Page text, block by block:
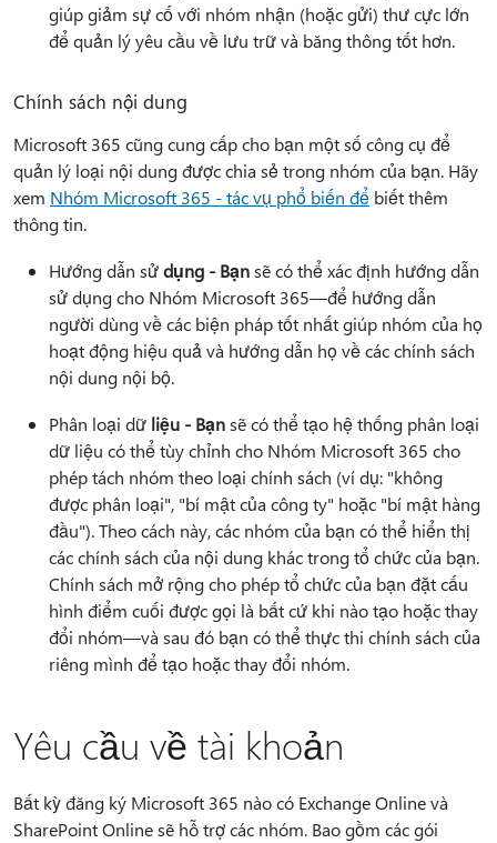
giúp giảm sự cố với nhóm nhận (hoặc gửi) thư cực lớn
để quản lý yêu cầu về lưu trữ và băng thông tốt hơn.
Chính sách nội dung
Microsoft 365 cũng cung cấp cho bạn một số công cụ để
quản lý loại nội dung được chia sẻ trong nhóm của bạn. Hãy
xem Nhóm Microsoft 365 - tác vụ phổ biến để biết thêm
thông tin.
Hướng dẫn sửdụng - Bạnsẽ có thể xác định hướng dẫn
sử dụng cho Nhóm Microsoft 365—để hướng dẫn
người dùng về các biện pháp tốt nhất giúp nhóm của họ
hoạt động hiệu quả và hướng dẫn họ về các chính sách
nội dung nội bộ.
Phân loại dữ liệu - Bạnsẽ có thể tạo hệ thống phân loại
dữ liệu có thể tùy chỉnh cho Nhóm Microsoft 365 cho
phép tách nhóm theo loại chính sách (ví dụ: "không
được phân loại", "bí mật của công ty" hoặc "bí mật hàng
đầu"). Theo cách này, các nhóm của bạn có thể hiển thị
các chính sách của nội dung khác trong tổ chức của bạn.
Chính sách mở rộng cho phép tổ chức của bạn đặt cấu
hình điểm cuối được gọi là bất cứ khi nào tạo hoặc thay
đổi nhóm—và sau đó bạn có thể thực thi chính sách của
riêng mình để tạo hoặc thay đổi nhóm.
Yêu cầu về tài khoản
Bất kỳ đăng ký Microsoft 365 nào có Exchange Online và
SharePoint Online sẽ hỗ trợ các nhóm. Bao gồm các gói